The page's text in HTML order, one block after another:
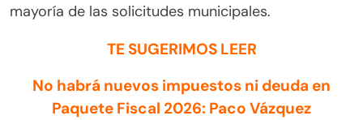
mayoría de las solicitudes municipales.
TE SUGERIMOS LEER
No habrá nuevos impuestos ni deuda en
Paquete Fiscal 2026: Paco Vázquez